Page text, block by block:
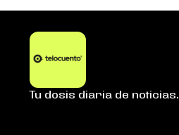
Tu dosis diaria de noticias.